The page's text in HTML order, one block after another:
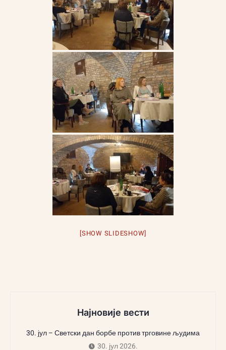
[SHOW SLIDESHOW]
Најновије вести
30. јул – Светски дан борбе против трговине људима
30. јул 2026.